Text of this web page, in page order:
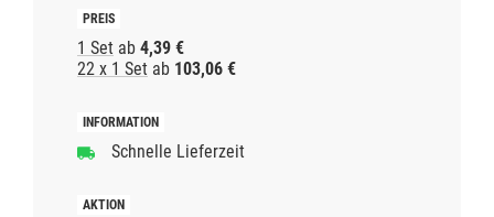
1 Set ab 4,39 €
22 x 1 Set ab 103,06 €
Schnelle Lieferzeit